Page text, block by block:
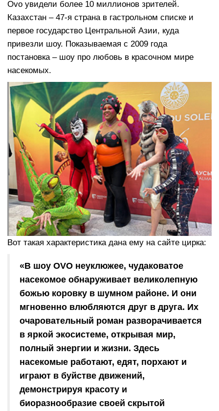
Ovo увидели более 10 миллионов зрителей.
Казахстан – 47-я страна в гастрольном списке и
первое государство Центральной Азии, куда
привезли шоу. Показываемая с 2009 года
постановка – шоу про любовь в красочном мире
насекомых.
Вот такая характеристика дана ему на сайте цирка:
«В шоу OVO неуклюжее, чудаковатое
насекомое обнаруживает великолепную
божью коровку в шумном районе. И они
мгновенно влюбляются друг в друга. Их
очаровательный роман разворачивается
в яркой экосистеме, открывая мир,
полный энергии и жизни. Здесь
насекомые работают, едят, порхают и
играют в буйстве движений,
демонстрируя красоту и
биоразнообразие своей скрытой